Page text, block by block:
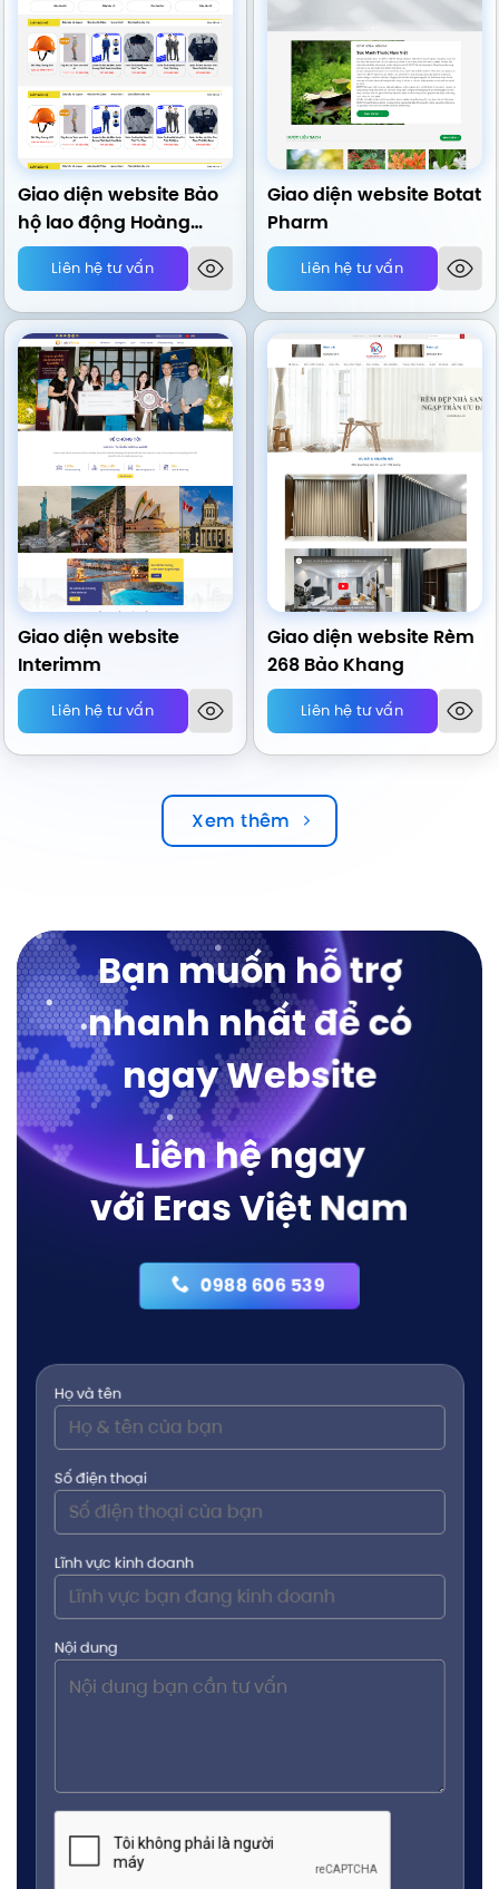
Giao diện website Bảo
hộ lao động Hoàng
Dung
Liên hệ tư vấn
Giao diện website Botat
Pharm
Liên hệ tư vấn
Giao diện website
Interimm
Liên hệ tư vấn
Giao diện website Rèm
268 Bảo Khang
Liên hệ tư vấn
Xem thêm
Bạn muốn hỗ trợ
nhanh nhất để có
ngay Website
Liên hệ ngay
với Eras Việt Nam
0988 606 539
Họ và tên
Số điện thoại
Lĩnh vực kinh doanh
Nội dung